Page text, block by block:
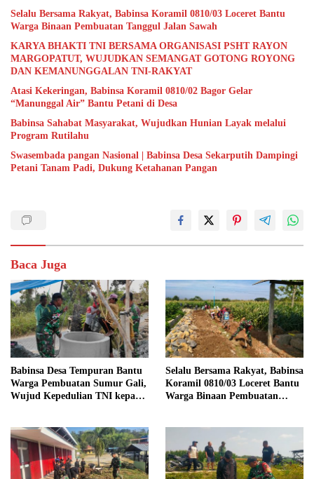
Selalu Bersama Rakyat, Babinsa Koramil 0810/03 Loceret Bantu
Warga Binaan Pembuatan Tanggul Jalan Sawah
KARYA BHAKTI TNI BERSAMA ORGANISASI PSHT RAYON
MARGOPATUT, WUJUDKAN SEMANGAT GOTONG ROYONG
DAN KEMANUNGGALAN TNI-RAKYAT
Atasi Kekeringan, Babinsa Koramil 0810/02 Bagor Gelar
“Manunggal Air” Bantu Petani di Desa
Babinsa Sahabat Masyarakat, Wujudkan Hunian Layak melalui
Program Rutilahu
Swasembada pangan Nasional | Babinsa Desa Sekarputih Dampingi
Petani Tanam Padi, Dukung Ketahanan Pangan
Baca Juga
Babinsa Desa Tempuran Bantu
Warga Pembuatan Sumur Gali,
Wujud Kepedulian TNI kepada
Selalu Bersama Rakyat, Babinsa
Koramil 0810/03 Loceret Bantu
Warga Binaan Pembuatan